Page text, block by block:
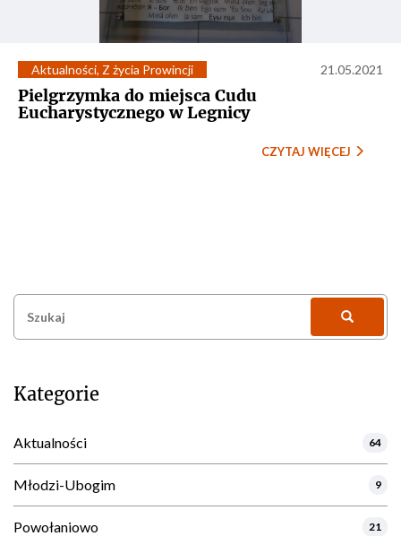
Aktualności, Z życia Prowincji 21.05.2021
Pielgrzymka do miejsca Cudu
Eucharystycznego w Legnicy
CZYTAJ WIĘCEJ
Kategorie
Aktualności 64
Młodzi-Ubogim 9
Powołaniowo 21